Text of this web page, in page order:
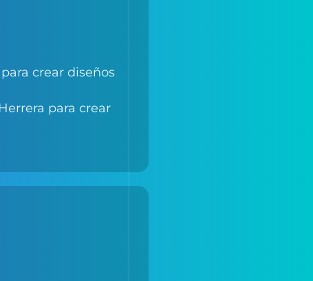
crear diseños
para crear
para cafés